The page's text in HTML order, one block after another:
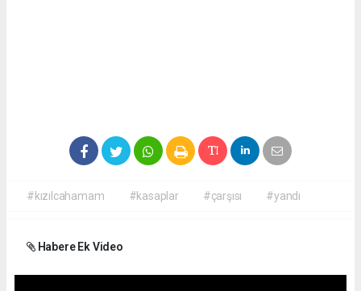
#kızılcahamam #kasaplar #çarşısı #yandı
Habere Ek Video